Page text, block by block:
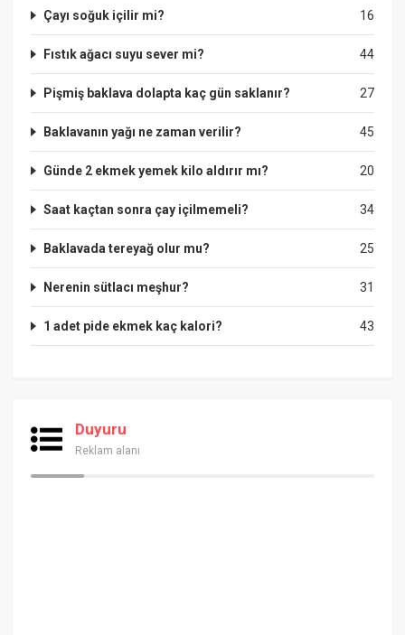
16
Çayı soğuk içilir mi?
44
Fıstık ağacı suyu sever mi?
27
Pişmiş baklava dolapta kaç gün saklanır?
45
Baklavanın yağı ne zaman verilir?
20
Günde 2 ekmek yemek kilo aldırır mı?
34
Saat kaçtan sonra çay içilmemeli?
25
Baklavada tereyağ olur mu?
31
Nerenin sütlacı meşhur?
43
1 adet pide ekmek kaç kalori?
Duyuru
Reklam alanı